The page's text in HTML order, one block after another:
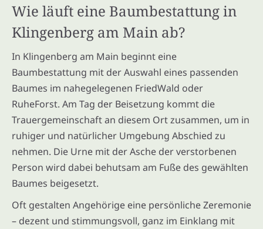
Wie läuft eine Baumbestattung in
Klingenberg am Main ab?
In Klingenberg am Main beginnt eine
Baumbestattung mit der Auswahl eines passenden
Baumes im nahegelegenen FriedWald oder
RuheForst. Am Tag der Beisetzung kommt die
Trauergemeinschaft an diesem Ort zusammen, um in
ruhiger und natürlicher Umgebung Abschied zu
nehmen. Die Urne mit der Asche der verstorbenen
Person wird dabei behutsam am Fuße des gewählten
Baumes beigesetzt.
Oft gestalten Angehörige eine persönliche Zeremonie
– dezent und stimmungsvoll, ganz im Einklang mit